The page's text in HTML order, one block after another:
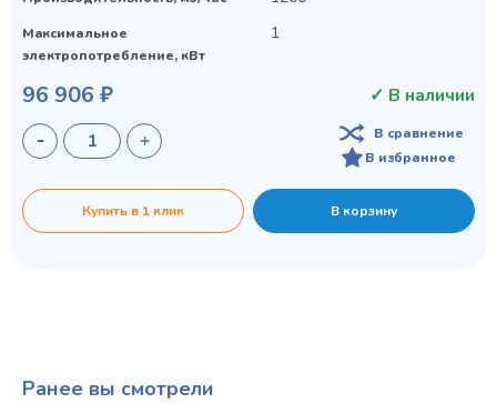
Maксимальное
электропотребление, кВт
1
96 906 ₽ ✓ В наличии
В сравнение
В избранное
Купить в 1 клик В корзину
Ранее вы смотрели